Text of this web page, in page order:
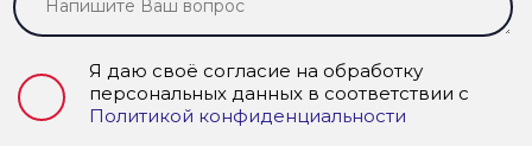
Я даю своё согласие на обработку
персональных данных в соответствии с
Политикой конфиденциальности